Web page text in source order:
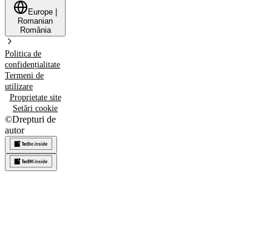
Europe
Romanian
România
Politica de
confidențialitate
Termeni de
utilizare
Proprietate site
Setări cookie
©Drepturi de
autor